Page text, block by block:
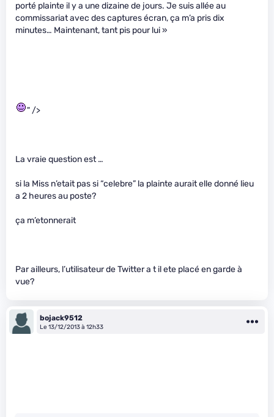
porté plainte il y a une dizaine de jours. Je suis allée au
commissariat avec des captures écran, ça m’a pris dix
minutes… Maintenant, tant pis pour lui »
" />
La vraie question est …
si la Miss n’etait pas si “celebre” la plainte aurait elle donné lieu
a 2 heures au poste?
ça m’etonnerait
Par ailleurs, l’utilisateur de Twitter a t il ete placé en garde à
vue?
bojack9512
Le 13/12/2013 à 12h33